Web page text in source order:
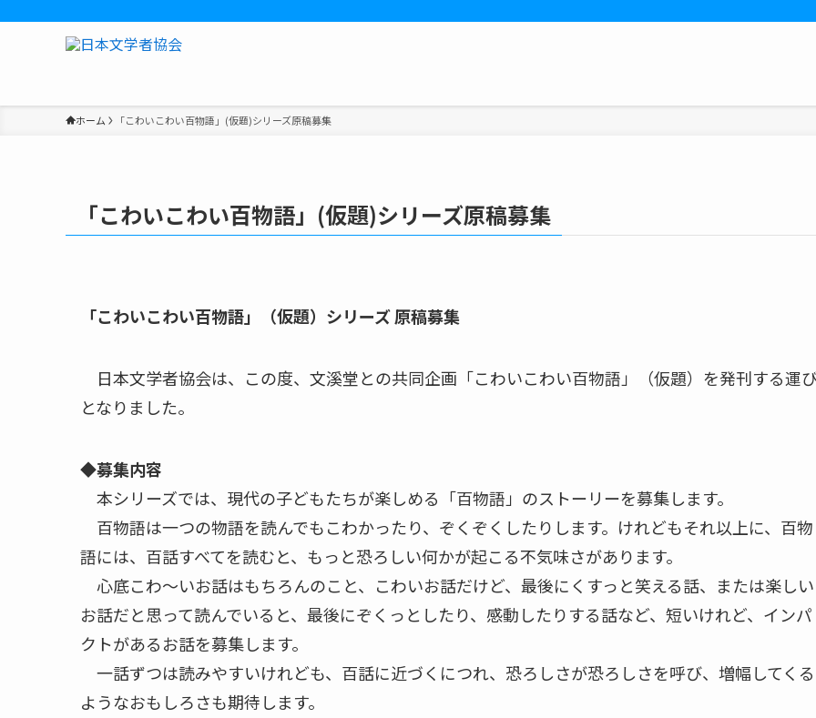
ホーム 「こわいこわい百物語」(仮題)シリーズ原稿募集
「こわいこわい百物語」(仮題)シリーズ原稿募集
「こわいこわい百物語」（仮題）シリーズ 原稿募集
日本文学者協会は、この度、文溪堂との共同企画「こわいこわい百物語」（仮題）を発刊する運
となりました。
◆募集内容
本シリーズでは、現代の子どもたちが楽しめる「百物語」のストーリーを募集します。
百物語は一つの物語を読んでもこわかったり、ぞくぞくしたりします。けれどもそれ以上に、百物
語には、百話すべてを読むと、もっと恐ろしい何かが起こる不気味さがあります。
心底こわ～いお話はもちろんのこと、こわいお話だけど、最後にくすっと笑える話、または楽しい
お話だと思って読んでいると、最後にぞくっとしたり、感動したりする話など、短いけれど、インパ
クトがあるお話を募集します。
一話ずつは読みやすいけれども、百話に近づくにつれ、恐ろしさが恐ろしさを呼び、増幅してくる
ようなおもしろさも期待します。